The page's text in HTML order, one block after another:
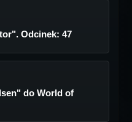
Odcinek: 47
do World of